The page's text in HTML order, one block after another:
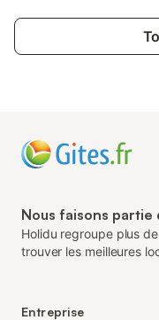
Nous faisons partie
Holidu regroupe plus
trouver les meilleures
Entreprise